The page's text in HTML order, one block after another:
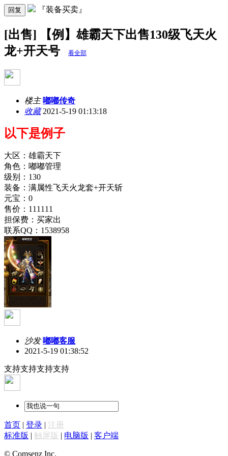
回复 『装备买卖』
[出售] 【例】雄霸天下出售130级飞天火
龙+开天号
看全部
楼主 嘟嘟传奇
收藏2021-5-19 01:13:18
以下是例子
大区：雄霸天下
角色：嘟嘟管理
级别：130
装备：满属性飞天火龙套+开天斩
元宝：0
售价：111111
担保费：买家出
联系QQ：1538958
沙发 嘟嘟客服
2021-5-19 01:38:52
支持支持支持支持
首页 | 登录 | 注册
标准版 | 触屏版 | 电脑版 | 客户端
© Comsenz Inc.